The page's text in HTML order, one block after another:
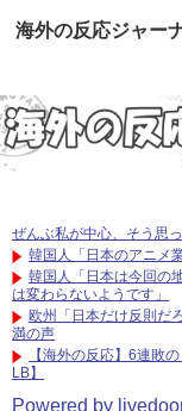
海外の反応ジャー
ぜんぶ私が中心、そう思
韓国人「日本のアニメ
韓国人「日本は今回の
は変わらないようです」
欧州「日本だけ反則だ
満の声
【海外の反応】6連敗
LB】
Powered by